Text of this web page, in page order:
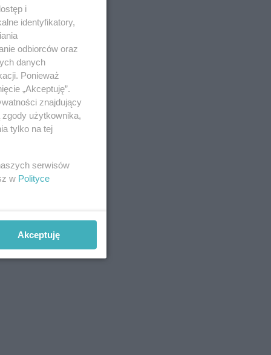
i
identyfikatory,
odbiorców oraz
danych
Ponieważ
„Akceptuję”.
znajdujący
użytkownika,
tylko na tej
serwisów
w Polityce
Akceptuję